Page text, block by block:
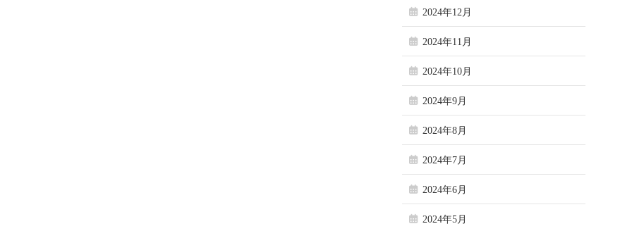
2024年12月
2024年11月
2024年10月
2024年9月
2024年8月
2024年7月
2024年6月
2024年5月